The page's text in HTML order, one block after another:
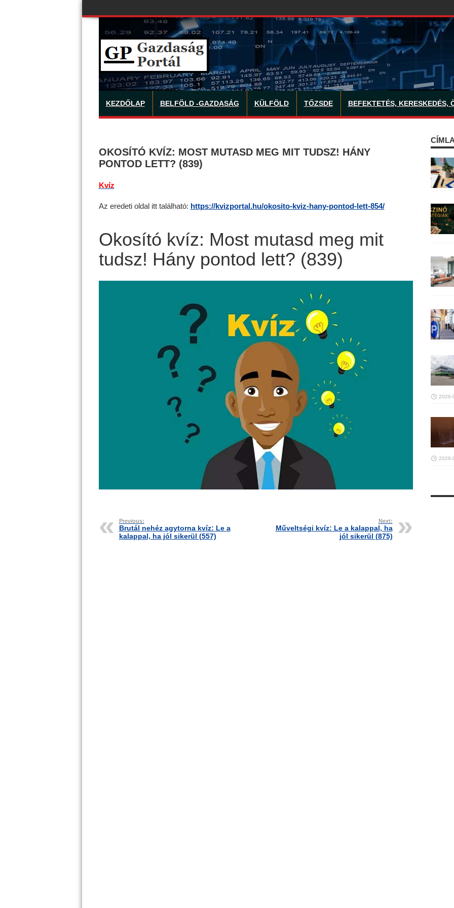
KEZDŐLAP BELFÖLD -GAZDASÁG KÜLFÖLD TŐZSDE BEFEKTETÉS, KERESKEDÉS,
OKOSÍTÓ KVÍZ: MOST MUTASD MEG MIT TUDSZ! HÁNY
PONTOD LETT? (839)
Kvíz
Az eredeti oldal itt található: https://kvizportal.hu/okosito-kviz-hany-pontod-lett-854/
Okosító kvíz: Most mutasd meg mit
tudsz! Hány pontod lett? (839)
Previous:
Brutál nehéz agytorna kvíz: Le a
kalappal, ha jól sikerül (557)
Next:
Műveltségi kvíz: Le a kalappal, ha
jól sikerül (875)
2026-
2026-